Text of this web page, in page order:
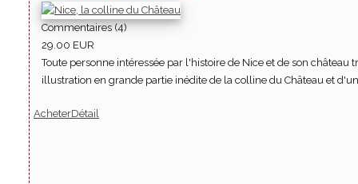
Commentaires (4)
29.00 EUR
Toute personne intéressée par l'histoire de Nice et de son
illustration en grande partie inédite de la colline du Château et
AcheterDétail